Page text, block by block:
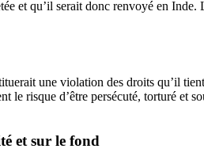
et qu’il serait donc renvoyé en Inde.
une violation des droits qu’il
risque d’être persécuté, torturé et
et sur le fond